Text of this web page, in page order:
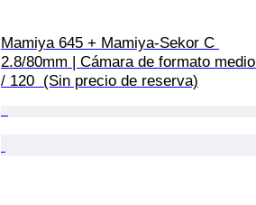
Mamiya 645 + Mamiya-Sekor C
2.8/80mm | Cámara de formato medio
/ 120  (Sin precio de reserva)